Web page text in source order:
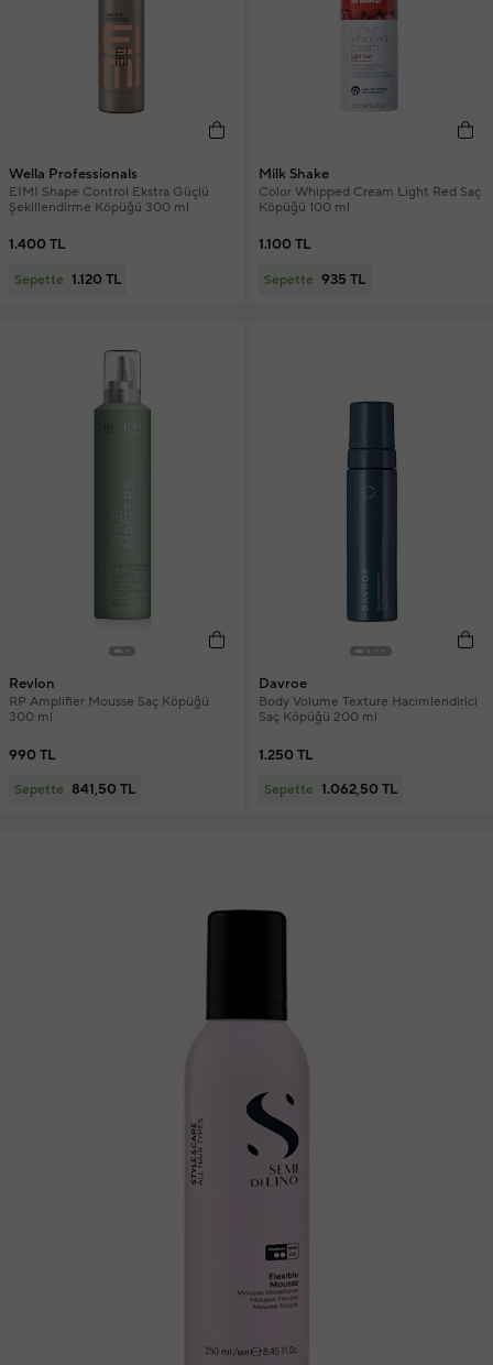
Wella Professionals
EIMI Shape Control Ekstra Güçlü
Şekillendirme Köpüğü 300 ml
1.400 TL
Sepette 1.120 TL
Milk Shake
Color Whipped Cream Light Red Saç
Köpüğü 100 ml
1.100 TL
Sepette 935 TL
Revlon
RP Amplifier Mousse Saç Köpüğü
300 ml
990 TL
Sepette 841,50 TL
Davroe
Body Volume Texture Hacimlendirici
Saç Köpüğü 200 ml
1.250 TL
Sepette 1.062,50 TL